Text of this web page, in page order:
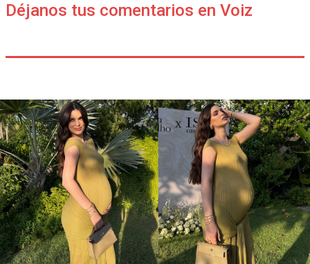
Déjanos tus comentarios en Voiz